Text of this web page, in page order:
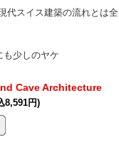
代スイス建築の流れとは全
も少しのヤケ
Cave Architecture
8,591円)